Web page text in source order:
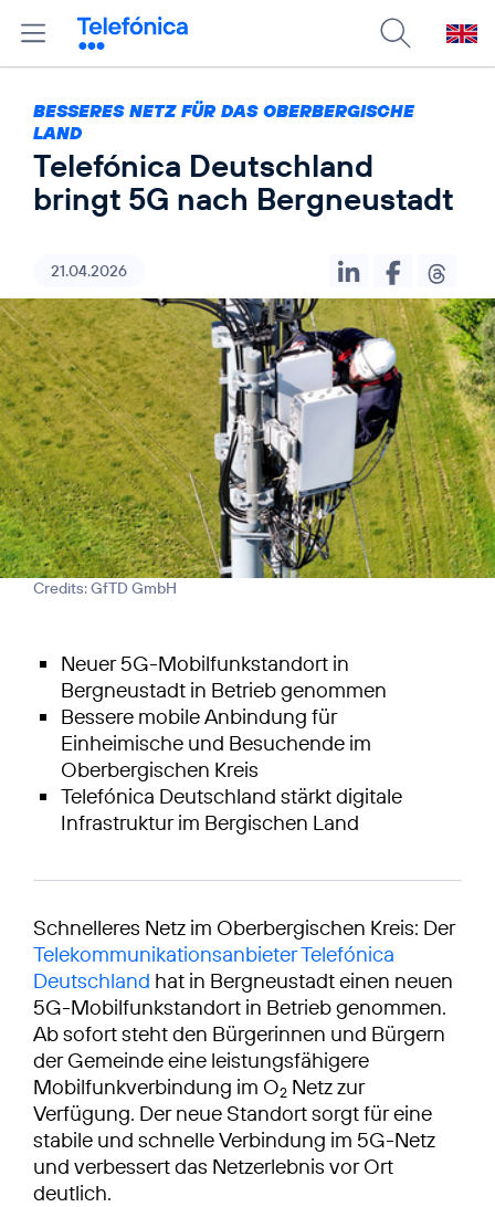
BESSERES NETZ FÜR DAS OBERBERGISCHE
LAND
Telefónica Deutschland
bringt 5G nach Bergneustadt
21.04.2026
Credits: GfTD GmbH
Neuer 5G-Mobilfunkstandort in
Bergneustadt in Betrieb genommen
Bessere mobile Anbindung für
Einheimische und Besuchende im
Oberbergischen Kreis
Telefónica Deutschland stärkt digitale
Infrastruktur im Bergischen Land
Schnelleres Netz im Oberbergischen Kreis: Der
Telekommunikationsanbieter Telefónica
Deutschland hat in Bergneustadt einen neuen
5G-Mobilfunkstandort in Betrieb genommen.
Ab sofort steht den Bürgerinnen und Bürgern
der Gemeinde eine leistungsfähigere
Mobilfunkverbindung im O2 Netz zur
Verfügung. Der neue Standort sorgt für eine
stabile und schnelle Verbindung im 5G-Netz
und verbessert das Netzerlebnis vor Ort
deutlich.